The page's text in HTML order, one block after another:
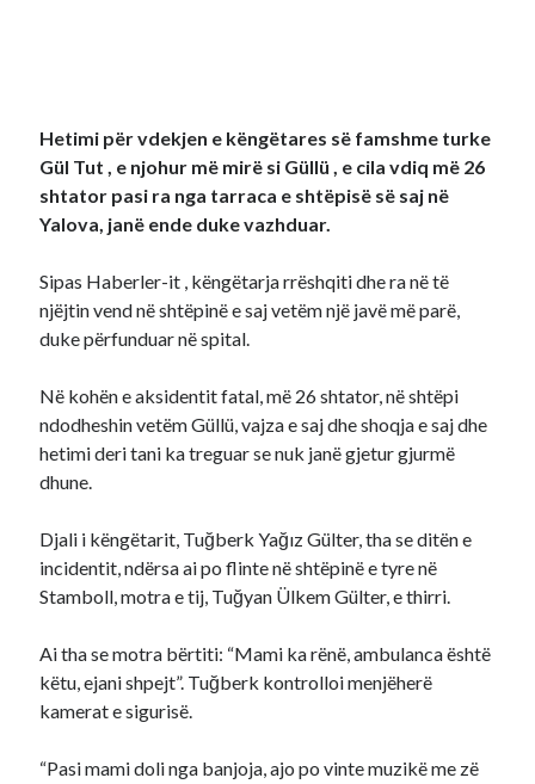
Hetimi për vdekjen e këngëtares së famshme turke
Gül Tut , e njohur më mirë si Güllü , e cila vdiq më 26
shtator pasi ra nga tarraca e shtëpisë së saj në
Yalova, janë ende duke vazhduar.
Sipas Haberler-it , këngëtarja rrëshqiti dhe ra në të
njëjtin vend në shtëpinë e saj vetëm një javë më parë,
duke përfunduar në spital.
Në kohën e aksidentit fatal, më 26 shtator, në shtëpi
ndodheshin vetëm Güllü, vajza e saj dhe shoqja e saj dhe
hetimi deri tani ka treguar se nuk janë gjetur gjurmë
dhune.
Djali i këngëtarit, Tuğberk Yağız Gülter, tha se ditën e
incidentit, ndërsa ai po flinte në shtëpinë e tyre në
Stamboll, motra e tij, Tuğyan Ülkem Gülter, e thirri.
Ai tha se motra bërtiti: “Mami ka rënë, ambulanca është
këtu, ejani shpejt”. Tuğberk kontrolloi menjëherë
kamerat e sigurisë.
“Pasi mami doli nga banjoja, ajo po vinte muzikë me zë